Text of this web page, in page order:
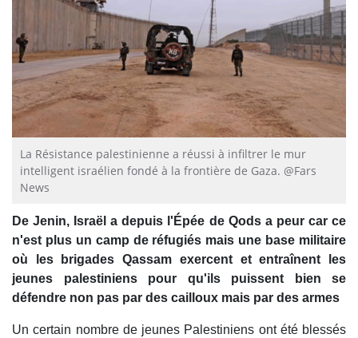
La Résistance palestinienne a réussi à infiltrer le mur
intelligent israélien fondé à la frontière de Gaza. @Fars
News
De Jenin, Israël a depuis l'Épée de Qods a peur car ce
n'est plus un camp de réfugiés mais une base militaire
où les brigades Qassam exercent et entraînent les
jeunes palestiniens pour qu'ils puissent bien se
défendre non pas par des cailloux mais par des armes
Un certain nombre de jeunes Palestiniens ont été blessés